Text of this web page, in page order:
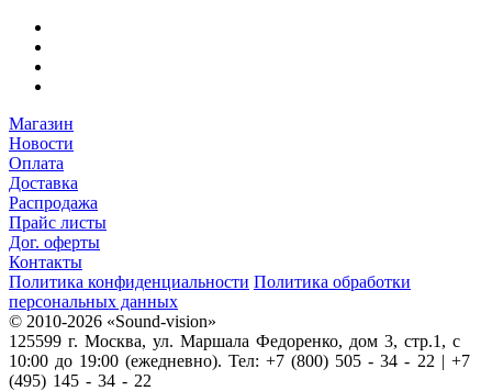
Магазин
Новости
Оплата
Доставка
Распродажа
Прайс листы
Дог. оферты
Контакты
Политика конфиденциальности Политика обработки
персональных данных
© 2010-2026 «Sound-vision»
125599 г. Москва, ул. Маршала Федоренко, дом 3, стр.1, с
10:00 до 19:00 (ежедневно). Тел: +7 (800) 505 - 34 - 22 | +7
(495) 145 - 34 - 22